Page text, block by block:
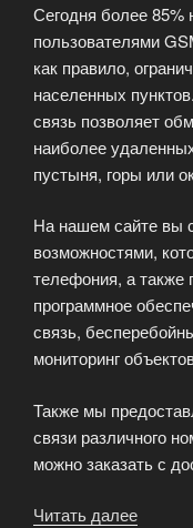
Сегодня более 85%
пользователями
как правило,
населенных
связь позволяет
наиболее
пустыня, горы или
На нашем сайте вы
возможностями,
телефония, а также
программное
связь,
мониторинг
Также мы
связи различного
можно заказать с
Читать далее